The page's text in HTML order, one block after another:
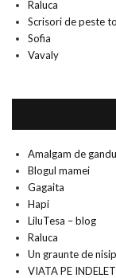
Raluca
Scrisori de peste
Sofia
Vavaly
Amalgam de
Blogul mamei
Gagaita
Hapi
LiluTesa – blog
Raluca
Un graunte de nisip
VIATA PE